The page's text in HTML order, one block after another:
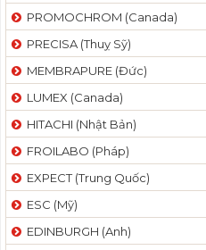
PROMOCHROM (Canada)
PRECISA (Thuỵ Sỹ)
MEMBRAPURE (Đức)
LUMEX (Canada)
HITACHI (Nhật Bản)
FROILABO (Pháp)
EXPECT (Trung Quốc)
ESC (Mỹ)
EDINBURGH (Anh)